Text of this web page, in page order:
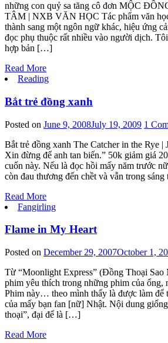
những con quỷ sa tăng cô đơn MỘC
TÂM | NXB VĂN HỌC Tác phẩm văn
thành sang một ngôn ngữ khác, hiệu ứng
đọc phụ thuộc rất nhiều vào người dịch.
hợp bản […]
Read More
Reading
Bắt trẻ đồng xanh
Posted on June 9, 2008July 19, 2009 1
Bắt trẻ đồng xanh The Catcher in the Rye |
Xin đừng để anh tan biến.” 50k giảm giá
cuốn này. Nếu là đọc hồi mấy năm trước
còn đau thương đến chềt và vẫn trong
Read More
Fangirling
Flame in My Heart
Posted on December 29, 2007October 1,
Từ “Moonlight Express” (Đồng Thoại Sao
phim yêu thích trong những phim của ổng,
Phim này… theo mình thấy là được làm để
của mấy bạn fan [nữ] Nhật. Nội dung
thoại”, đại để là […]
Read More